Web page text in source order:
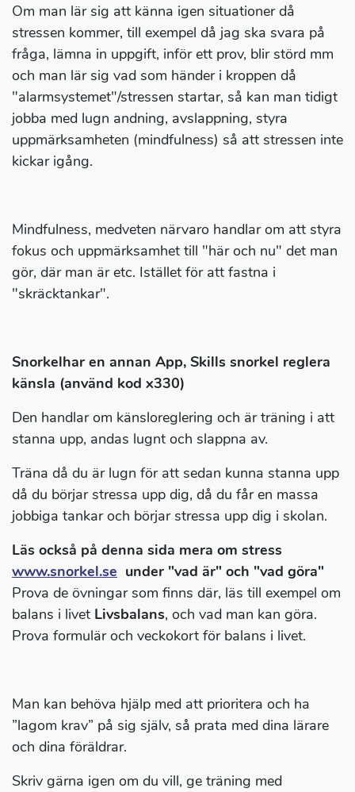
Om man lär sig att känna igen situationer då
stressen kommer, till exempel då jag ska svara på
fråga, lämna in uppgift, inför ett prov, blir störd mm
och man lär sig vad som händer i kroppen då
"alarmsystemet"/stressen startar, så kan man tidigt
jobba med lugn andning, avslappning, styra
uppmärksamheten (mindfulness) så att stressen inte
kickar igång.
Mindfulness, medveten närvaro handlar om att styra
fokus och uppmärksamhet till "här och nu" det man
gör, där man är etc. Istället för att fastna i
"skräcktankar".
Snorkelhar en annan App, Skills snorkel reglera
känsla (använd kod x330)
Den handlar om känsloreglering och är träning i att
stanna upp, andas lugnt och slappna av.
Träna då du är lugn för att sedan kunna stanna upp
då du börjar stressa upp dig, då du får en massa
jobbiga tankar och börjar stressa upp dig i skolan.
Läs också på denna sida mera om stress
www.snorkel.se under "vad är" och "vad göra"
Prova de övningar som finns där, läs till exempel om
balans i livet Livsbalans, och vad man kan göra.
Prova formulär och veckokort för balans i livet.
Man kan behöva hjälp med att prioritera och ha
”lagom krav” på sig själv, så prata med dina lärare
och dina föräldrar.
Skriv gärna igen om du vill, ge träning med